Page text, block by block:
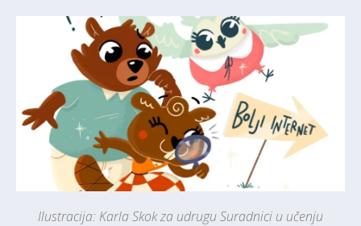
Ilustracija: Karla Skok za udrugu Suradnici u učenju